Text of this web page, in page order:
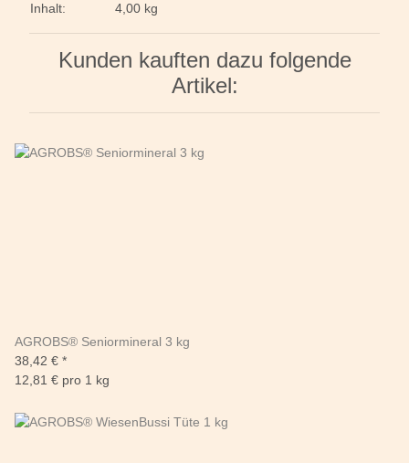
Inhalt:
4,00 kg
Kunden kauften dazu folgende
Artikel:
AGROBS® Seniormineral 3 kg
38,42 € *
12,81 € pro 1 kg